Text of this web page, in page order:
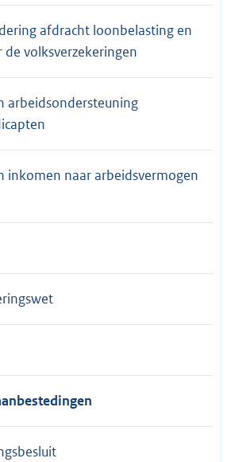
afdracht loonbelasting en
de volksverzekeringen
arbeidsondersteuning
inkomen naar arbeidsvermogen